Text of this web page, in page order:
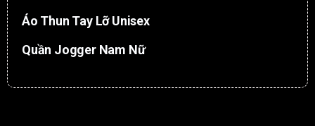
Áo Thun Tay Lỡ Unisex
Quần Jogger Nam Nữ